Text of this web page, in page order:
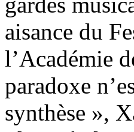
aisance du
l’Académie
paradoxe
synthèse »,